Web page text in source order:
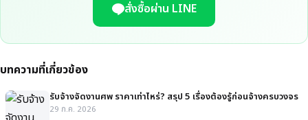
สั่งซื้อผ่าน LINE
บทความที่เกี่ยวข้อง
รับจ้างจัดงานศพ ราคาเท่าไหร่? สรุป 5 เรื่องต้องรู้ก่อนจ้างครบวงจร
29 ก.ค. 2026